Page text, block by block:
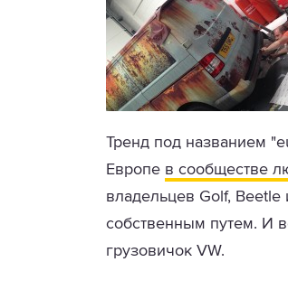
Тренд под названием
Европе в сообществе
владельцев Golf,
собственным путем. И
грузовичок VW.